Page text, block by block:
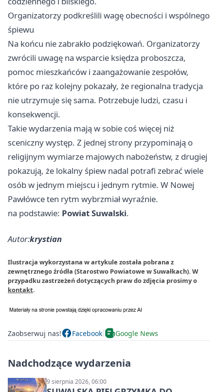
Organizatorzy podkreślili wagę obecności i wspólnego
śpiewu
Na końcu nie zabrakło podziękowań. Organizatorzy
zwrócili uwagę na wsparcie księdza proboszcza,
pomoc mieszkańców i zaangażowanie zespołów,
które po raz kolejny pokazały, że regionalna tradycja
nie utrzymuje się sama. Potrzebuje ludzi, czasu i
konsekwencji.
Takie wydarzenia mają w sobie coś więcej niż
sceniczny występ. Z jednej strony przypominają o
religijnym wymiarze majowych nabożeństw, z drugiej
pokazują, że lokalny śpiew nadal potrafi zebrać wiele
osób w jednym miejscu i jednym rytmie. W Nowej
Pawłówce ten rytm wybrzmiał wyraźnie.
na podstawie: Powiat Suwalski.
Autor:krystian
Ilustracja wykorzystana w artykule została pobrana z
zewnętrznego źródła (Starostwo Powiatowe w Suwałkach). W
przypadku zastrzeżeń dotyczących praw do zdjęcia prosimy o
kontakt.
Zaobserwuj nas! Facebook Google News
Nadchodzące wydarzenia
9 sierpnia 2026, 06:00